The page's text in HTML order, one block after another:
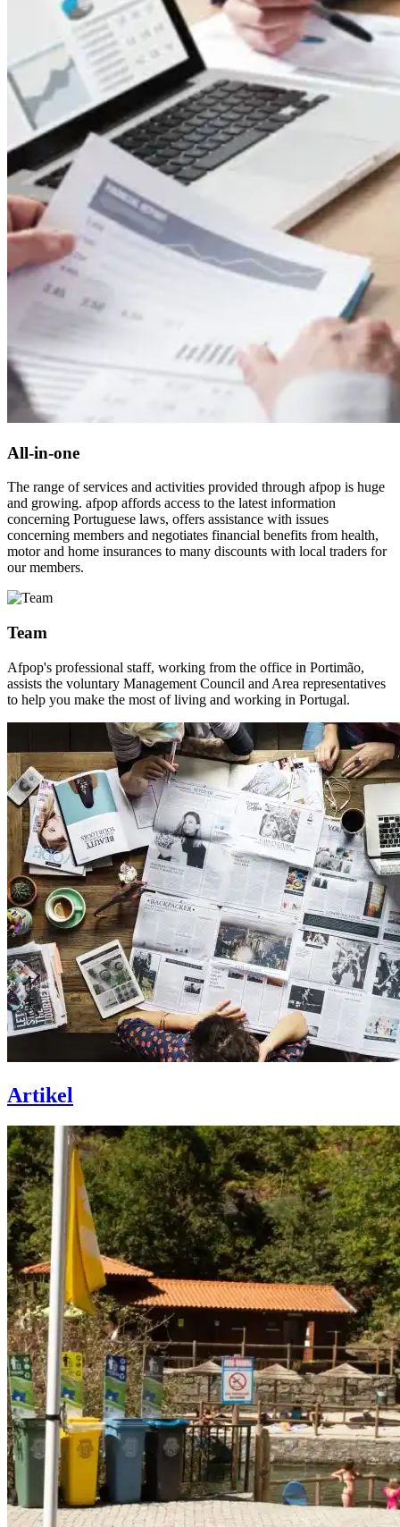
All-in-one
The range of services and activities provided through afpop is huge
and growing. afpop affords access to the latest information
concerning Portuguese laws, offers assistance with issues
concerning members and negotiates financial benefits from health,
motor and home insurances to many discounts with local traders for
our members.
Team
Afpop's professional staff, working from the office in Portimão,
assists the voluntary Management Council and Area representatives
to help you make the most of living and working in Portugal.
Artikel